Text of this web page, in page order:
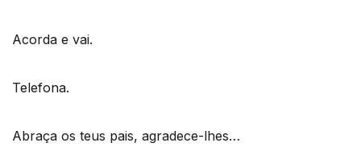
Acorda e vai.
Telefona.
Abraça os teus pais, agradece-lhes…